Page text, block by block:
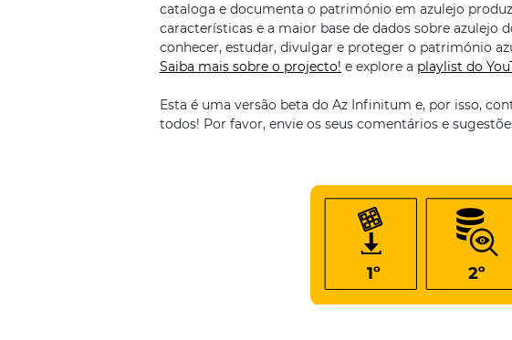
cataloga e documenta o património em azulejo
características e a maior base de dados sobre azulejo
conhecer, estudar, divulgar e proteger o património
Saiba mais sobre o projecto! e explore a playlist do
Esta é uma versão beta do Az Infinitum e, por isso,
todos! Por favor, envie os seus comentários e